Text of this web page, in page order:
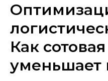
Как
уменьшает